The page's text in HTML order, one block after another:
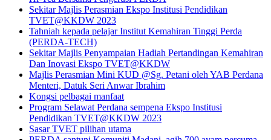
Sekitar Majlis Perasmian Ekspo Institusi Pendidikan
TVET@KKDW 2023
Tahniah kepada pelajar Institut Kemahiran Tinggi Perda
(PERDA-TECH)
Sekitar Majlis Penyampaian Hadiah Pertandingan Kemahiran
Dan Inovasi Ekspo TVET@KKDW
Majlis Perasmian Mini KUD @Sg. Petani oleh YAB Perdana
Menteri, Datuk Seri Anwar Ibrahim
Kongsi pelbagai manfaat
Program Selawat Perdana sempena Ekspo Institusi
Pendidikan TVET@KKDW 2023
Sasar TVET pilihan utama